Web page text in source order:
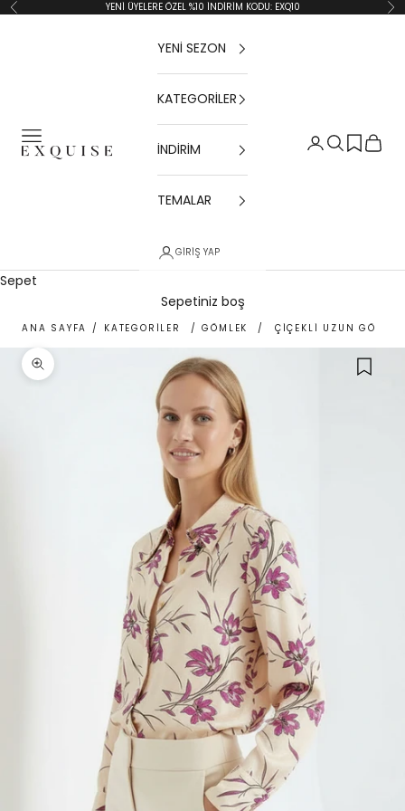
İçeriğe geç
Geri YENİ ÜYELERE ÖZEL %10 İNDİRİM KODU: EXQ10
Menü
Exquise TR
Giriş Yap
Ara Sepet
YENİ SEZON
KATEGORİLER
İNDİRİM
TEMALAR
GIRIŞ YAP
Sepet
Sepetiniz boş
ANA SAYFA / KATEGORİLER / GÖMLEK / ÇIÇEKLI UZUN GÖMLEK
Yakınlaştır